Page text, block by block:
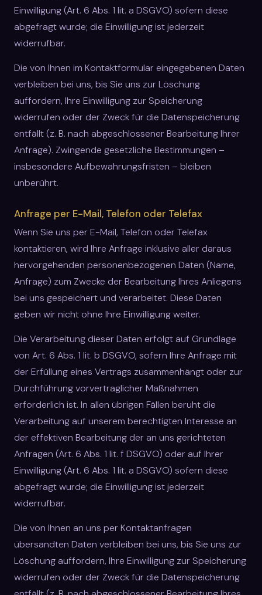
Einwilligung (Art. 6 Abs. 1 lit. a DSGVO) sofern diese
abgefragt wurde; die Einwilligung ist jederzeit
widerrufbar.
Die von Ihnen im Kontaktformular eingegebenen Daten
verbleiben bei uns, bis Sie uns zur Löschung
auffordern, Ihre Einwilligung zur Speicherung
widerrufen oder der Zweck für die Datenspeicherung
entfällt (z. B. nach abgeschlossener Bearbeitung Ihrer
Anfrage). Zwingende gesetzliche Bestimmungen –
insbesondere Aufbewahrungsfristen – bleiben
unberührt.
Anfrage per E-Mail, Telefon oder Telefax
Wenn Sie uns per E-Mail, Telefon oder Telefax
kontaktieren, wird Ihre Anfrage inklusive aller daraus
hervorgehenden personenbezogenen Daten (Name,
Anfrage) zum Zwecke der Bearbeitung Ihres Anliegens
bei uns gespeichert und verarbeitet. Diese Daten
geben wir nicht ohne Ihre Einwilligung weiter.
Die Verarbeitung dieser Daten erfolgt auf Grundlage
von Art. 6 Abs. 1 lit. b DSGVO, sofern Ihre Anfrage mit
der Erfüllung eines Vertrags zusammenhängt oder zur
Durchführung vorvertraglicher Maßnahmen
erforderlich ist. In allen übrigen Fällen beruht die
Verarbeitung auf unserem berechtigten Interesse an
der effektiven Bearbeitung der an uns gerichteten
Anfragen (Art. 6 Abs. 1 lit. f DSGVO) oder auf Ihrer
Einwilligung (Art. 6 Abs. 1 lit. a DSGVO) sofern diese
abgefragt wurde; die Einwilligung ist jederzeit
widerrufbar.
Die von Ihnen an uns per Kontaktanfragen
übersandten Daten verbleiben bei uns, bis Sie uns zur
Löschung auffordern, Ihre Einwilligung zur Speicherung
widerrufen oder der Zweck für die Datenspeicherung